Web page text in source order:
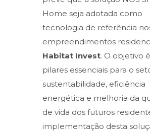
Home seja adotada como
tecnologia de referência
empreendimentos
Habitat Invest. O objetivo
pilares essenciais para o
sustentabilidade, eficiência
energética e melhoria da
de vida dos futuros
implementação desta